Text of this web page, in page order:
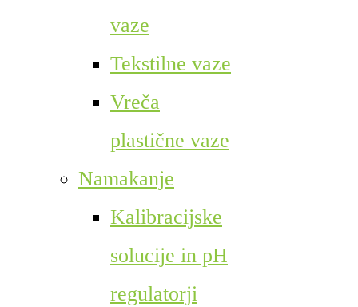
vaze
Tekstilne vaze
Vreča
plastične vaze
Namakanje
Kalibracijske
solucije in pH
regulatorji